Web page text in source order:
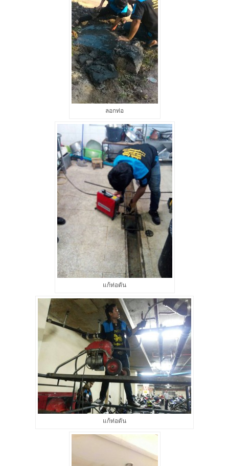
ลอกท่อ
แก้ท่อตัน
แก้ท่อตัน